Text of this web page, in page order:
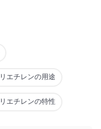
エチレンの用途
エチレンの特性